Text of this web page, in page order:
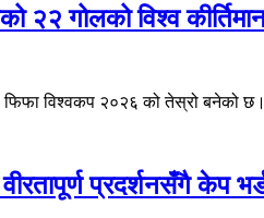
२२ गोलको विश्व
फिफा विश्वकप २०२६ को तेस्रो बनेको
प्रदर्शनसँगै केप